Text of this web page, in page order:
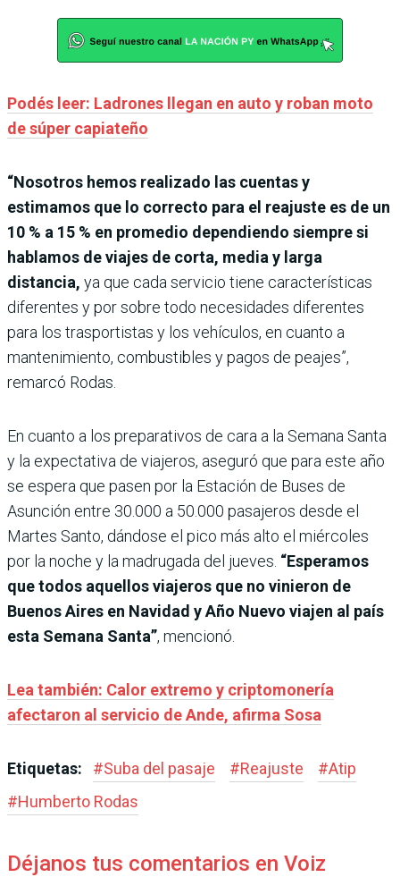
Podés leer: Ladrones llegan en auto y roban moto
de súper capiateño
“Nosotros hemos realizado las cuentas y
estimamos que lo correcto para el reajuste es de un
10 % a 15 % en promedio dependiendo siempre si
hablamos de viajes de corta, media y larga
distancia, ya que cada servicio tiene características
diferentes y por sobre todo necesidades diferentes
para los trasportistas y los vehículos, en cuanto a
mantenimiento, combustibles y pagos de peajes”,
remarcó Rodas.
En cuanto a los preparativos de cara a la Semana Santa
y la expectativa de viajeros, aseguró que para este año
se espera que pasen por la Estación de Buses de
Asunción entre 30.000 a 50.000 pasajeros desde el
Martes Santo, dándose el pico más alto el miércoles
por la noche y la madrugada del jueves. “Esperamos
que todos aquellos viajeros que no vinieron de
Buenos Aires en Navidad y Año Nuevo viajen al país
esta Semana Santa”, mencionó.
Lea también: Calor extremo y criptomonería
afectaron al servicio de Ande, afirma Sosa
Etiquetas: #Suba del pasaje #Reajuste #Atip
#Humberto Rodas
Déjanos tus comentarios en Voiz